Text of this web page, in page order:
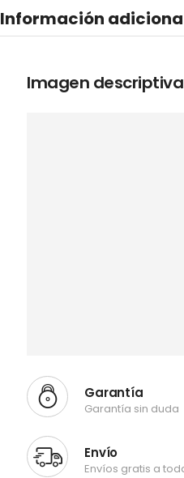
Información
Imagen descriptiva
Garantía
Garantía sin duda
Envío
Envíos gratis a